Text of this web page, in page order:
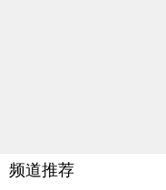
频道推荐